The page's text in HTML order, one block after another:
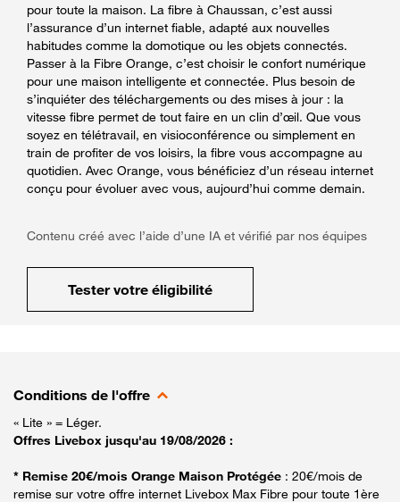
pour toute la maison. La fibre à Chaussan, c’est aussi
l’assurance d’un internet fiable, adapté aux nouvelles
habitudes comme la domotique ou les objets connectés.
Passer à la Fibre Orange, c’est choisir le confort numérique
pour une maison intelligente et connectée. Plus besoin de
s’inquiéter des téléchargements ou des mises à jour : la
vitesse fibre permet de tout faire en un clin d’œil. Que vous
soyez en télétravail, en visioconférence ou simplement en
train de profiter de vos loisirs, la fibre vous accompagne au
quotidien. Avec Orange, vous bénéficiez d’un réseau internet
conçu pour évoluer avec vous, aujourd’hui comme demain.
Contenu créé avec l’aide d’une IA et vérifié par nos équipes
Tester votre éligibilité
Conditions de l'offre
« Lite » = Léger.
Offres Livebox jusqu'au 19/08/2026 :
* Remise 20€/mois Orange Maison Protégée : 20€/mois de
remise sur votre offre internet Livebox Max Fibre pour toute 1ère